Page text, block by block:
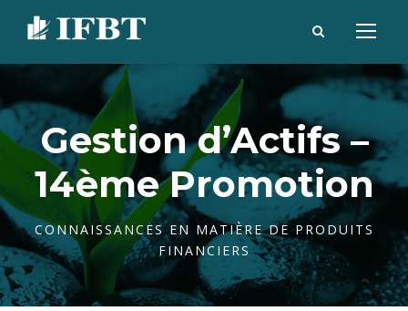
Gestion d’Actifs –
14ème Promotion
CONNAISSANCES EN MATIÈRE DE PRODUITS
FINANCIERS